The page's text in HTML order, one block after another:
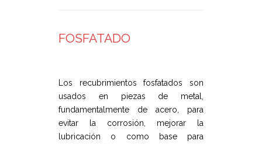
FOSFATADO
Los recubrimientos fosfatados son
usados en piezas de metal,
fundamentalmente de acero, para
evitar la corrosión, mejorar la
lubricación o como base para